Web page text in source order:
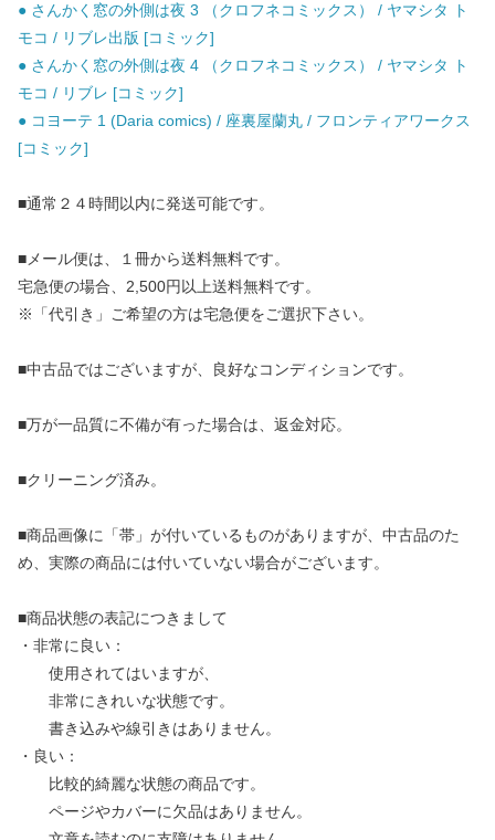
● さんかく窓の外側は夜 3 （クロフネコミックス） / ヤマシタ ト
モコ / リブレ出版 [コミック]
● さんかく窓の外側は夜 4 （クロフネコミックス） / ヤマシタ ト
モコ / リブレ [コミック]
● コヨーテ 1 (Daria comics) / 座裏屋蘭丸 / フロンティアワークス
[コミック]
■通常２４時間以内に発送可能です。
■メール便は、１冊から送料無料です。
宅急便の場合、2,500円以上送料無料です。
※「代引き」ご希望の方は宅急便をご選択下さい。
■中古品ではございますが、良好なコンディションです。
■万が一品質に不備が有った場合は、返金対応。
■クリーニング済み。
■商品画像に「帯」が付いているものがありますが、中古品のた
め、実際の商品には付いていない場合がございます。
■商品状態の表記につきまして
・非常に良い：
使用されてはいますが、
非常にきれいな状態です。
書き込みや線引きはありません。
・良い：
比較的綺麗な状態の商品です。
ページやカバーに欠品はありません。